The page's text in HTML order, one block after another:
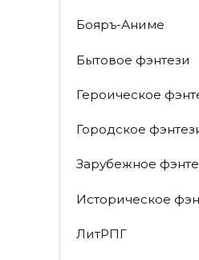
Бояръ-Аниме
Бытовое фэнтези
Героическое
Городское
Зарубежное
Историческое
ЛитРПГ